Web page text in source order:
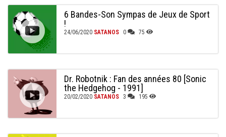
6 Bandes-Son Sympas de Jeux de Sport
!
24/06/2020 SATANOS 0 75
Dr. Robotnik : Fan des années 80 [Sonic
the Hedgehog - 1991]
20/02/2020 SATANOS 3 195